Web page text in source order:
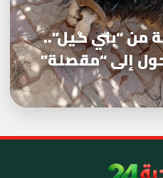
من “بني گيل”..
إلى “مقصلة”